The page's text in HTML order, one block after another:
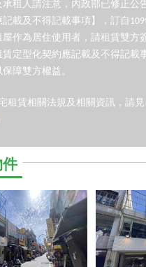
承租人請注意，內政部已修正公
記載及不得記載事項】，訂自
屋作為居住使用者，請租賃雙方
賃定型化契約應記載及不得記載
障雙方權益。
租賃相關法規及相關資訊，請見
件